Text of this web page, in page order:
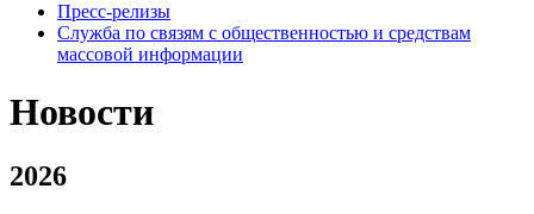
Пресс-релизы
Служба по связям с общественностью и средствам
массовой информации
Новости
2026